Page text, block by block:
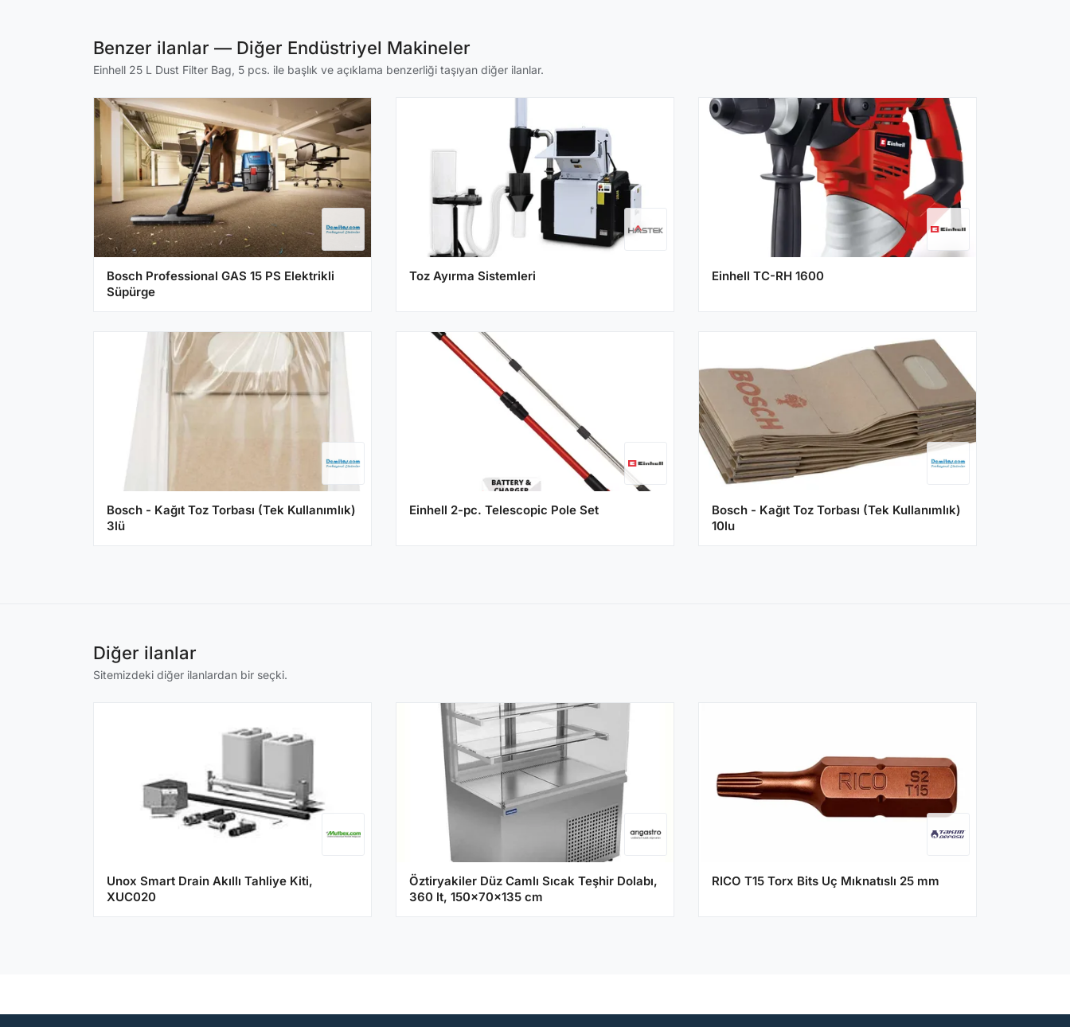
Benzer ilanlar — Diğer Endüstriyel Makineler
Einhell 25 L Dust Filter Bag, 5 pcs. ile başlık ve açıklama benzerliği taşıyan diğer ilanlar.
Bosch Professional GAS 15 PS Elektrikli
Süpürge
Toz Ayırma Sistemleri Einhell TC-RH 1600
Bosch - Kağıt Toz Torbası (Tek Kullanımlık)
3lü
Einhell 2-pc. Telescopic Pole Set
Bosch - Kağıt Toz Torbası (Tek Kullanımlık)
10lu
Diğer ilanlar
Sitemizdeki diğer ilanlardan bir seçki.
Unox Smart Drain Akıllı Tahliye Kiti,
XUC020
Öztiryakiler Düz Camlı Sıcak Teşhir Dolabı,
360 lt, 150x70x135 cm
RICO T15 Torx Bits Uç Mıknatıslı 25 mm